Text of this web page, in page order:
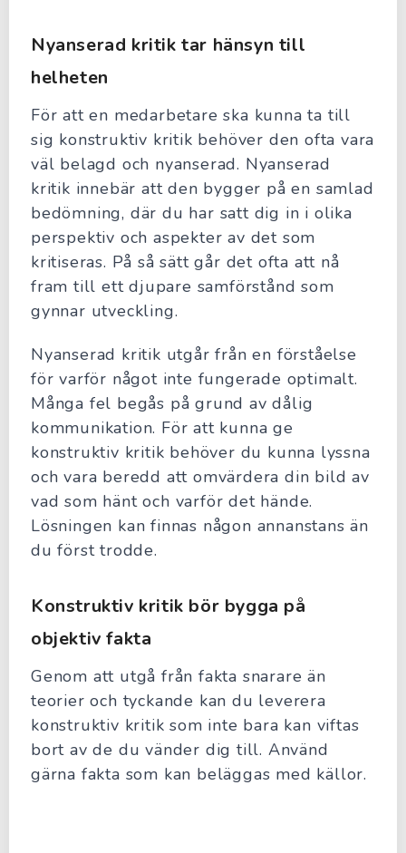
Nyanserad kritik tar hänsyn till
helheten
För att en medarbetare ska kunna ta till
sig konstruktiv kritik behöver den ofta vara
väl belagd och nyanserad. Nyanserad
kritik innebär att den bygger på en samlad
bedömning, där du har satt dig in i olika
perspektiv och aspekter av det som
kritiseras. På så sätt går det ofta att nå
fram till ett djupare samförstånd som
gynnar utveckling.
Nyanserad kritik utgår från en förståelse
för varför något inte fungerade optimalt.
Många fel begås på grund av dålig
kommunikation. För att kunna ge
konstruktiv kritik behöver du kunna lyssna
och vara beredd att omvärdera din bild av
vad som hänt och varför det hände.
Lösningen kan finnas någon annanstans än
du först trodde.
Konstruktiv kritik bör bygga på
objektiv fakta
Genom att utgå från fakta snarare än
teorier och tyckande kan du leverera
konstruktiv kritik som inte bara kan viftas
bort av de du vänder dig till. Använd
gärna fakta som kan beläggas med källor.